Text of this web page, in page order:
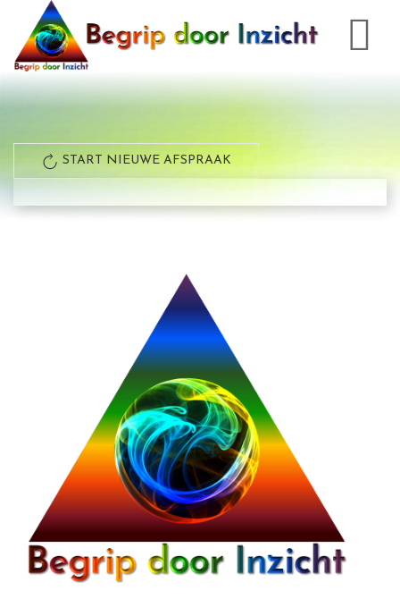
START NIEUWE AFSPRAAK